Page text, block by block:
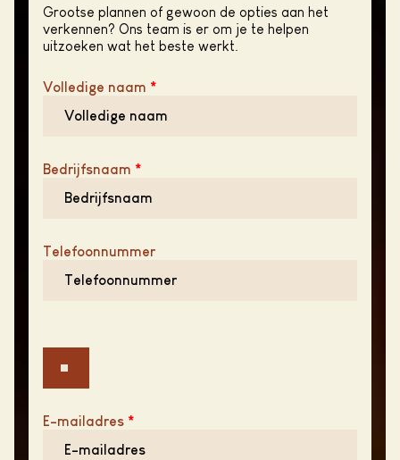
Grootse plannen of gewoon de opties aan het
verkennen? Ons team is er om je te helpen
uitzoeken wat het beste werkt.
Volledige naam *
Bedrijfsnaam *
Telefoonnummer
E-mailadres *